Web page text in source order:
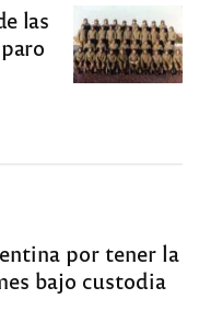
las
por tener la
bajo custodia